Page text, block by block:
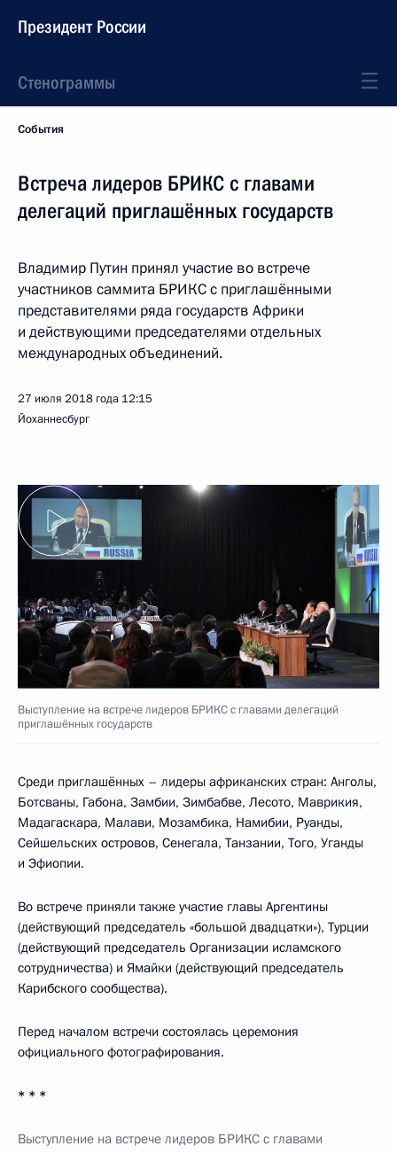
Президент России
Стенограммы
События
Встреча лидеров БРИКС с главами
делегаций приглашённых государств
Владимир Путин принял участие во встрече
участников саммита БРИКС с приглашёнными
представителями ряда государств Африки
и действующими председателями отдельных
международных объединений.
27 июля 2018 года 12:15
Йоханнесбург
Выступление на встрече лидеров БРИКС с главами делегаций
приглашённых государств
Среди приглашённых – лидеры африканских стран: Анголы,
Ботсваны, Габона, Замбии, Зимбабве, Лесото, Маврикия,
Мадагаскара, Малави, Мозамбика, Намибии, Руанды,
Сейшельских островов, Сенегала, Танзании, Того, Уганды
и Эфиопии.
Во встрече приняли также участие главы Аргентины
(действующий председатель «большой двадцатки»), Турции
(действующий председатель Организации исламского
сотрудничества) и Ямайки (действующий председатель
Карибского сообщества).
Перед началом встречи состоялась церемония
официального фотографирования.
* * *
Выступление на встрече лидеров БРИКС с главами